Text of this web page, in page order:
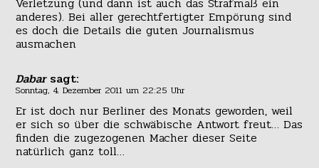
anderes). Bei aller gerechtfertigter Empörung sind
es doch die Details die guten Journalismus
ausmachen
Dabar sagt:
Sonntag, 4. Dezember 2011 um 22:25 Uhr
Er ist doch nur Berliner des Monats geworden, weil
er sich so über die schwäbische Antwort freut… Das
finden die zugezogenen Macher dieser Seite
natürlich ganz toll…